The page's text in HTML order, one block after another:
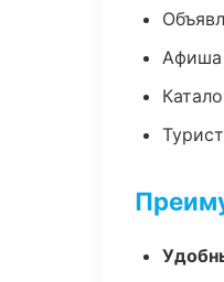
Афиша